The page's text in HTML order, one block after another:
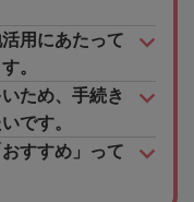
用にあたって
。
ため、手続き
です。
すすめ」って